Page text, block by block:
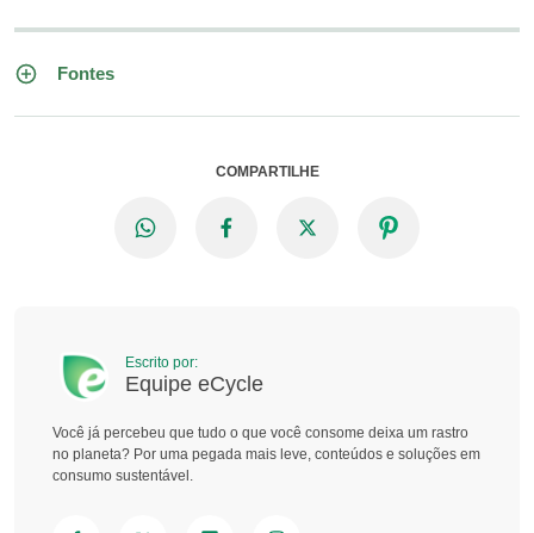
Fontes
COMPARTILHE
Escrito por:
Equipe eCycle
Você já percebeu que tudo o que você consome deixa um rastro
no planeta? Por uma pegada mais leve, conteúdos e soluções em
consumo sustentável.